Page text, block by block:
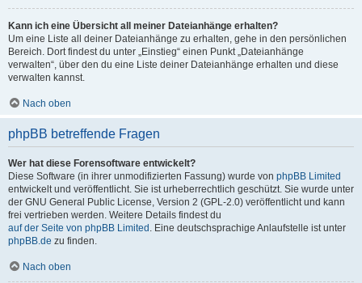
Kann ich eine Übersicht all meiner Dateianhänge erhalten?
Um eine Liste all deiner Dateianhänge zu erhalten, gehe in den persönlichen
Bereich. Dort findest du unter „Einstieg“ einen Punkt „Dateianhänge
verwalten“, über den du eine Liste deiner Dateianhänge erhalten und diese
verwalten kannst.
Nach oben
phpBB betreffende Fragen
Wer hat diese Forensoftware entwickelt?
Diese Software (in ihrer unmodifizierten Fassung) wurde von phpBB Limited
entwickelt und veröffentlicht. Sie ist urheberrechtlich geschützt. Sie wurde unter
der GNU General Public License, Version 2 (GPL-2.0) veröffentlicht und kann
frei vertrieben werden. Weitere Details findest du
auf der Seite von phpBB Limited . Eine deutschsprachige Anlaufstelle ist unter
phpBB.de zu finden.
Nach oben